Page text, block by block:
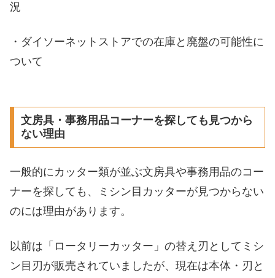
況
・ダイソーネットストアでの在庫と廃盤の可能性に
ついて
文房具・事務用品コーナーを探しても見つから
ない理由
一般的にカッター類が並ぶ文房具や事務用品のコー
ナーを探しても、ミシン目カッターが見つからない
のには理由があります。
以前は「ロータリーカッター」の替え刃としてミシ
ン目刃が販売されていましたが、現在は本体・刃と